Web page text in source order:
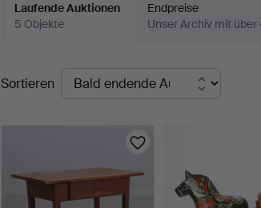
Laufende Auktionen
5 Objekte
Endpreise
Unser Archiv mit
Laufende
Auktionen
Sortieren